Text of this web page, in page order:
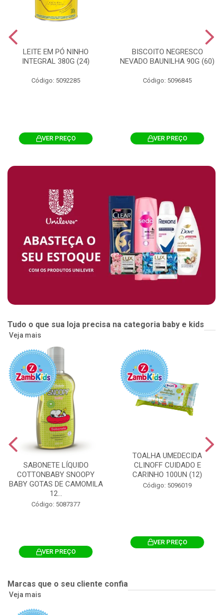
LEITE EM PÓ NINHO
INTEGRAL 380G (24)
Código: 5092285
VER PREÇO
BISCOITO NEGRESCO
NEVADO BAUNILHA 90G (60)
Código: 5096845
VER PREÇO
Tudo o que sua loja precisa na categoria baby e kids
Veja mais
SABONETE LÍQUIDO
COTTONBABY SNOOPY
BABY GOTAS DE CAMOMILA
12...
Código: 5087377
VER PREÇO
TOALHA UMEDECIDA
CLINOFF CUIDADO E
CARINHO 100UN (12)
Código: 5096019
VER PREÇO
Marcas que o seu cliente confia
Veja mais